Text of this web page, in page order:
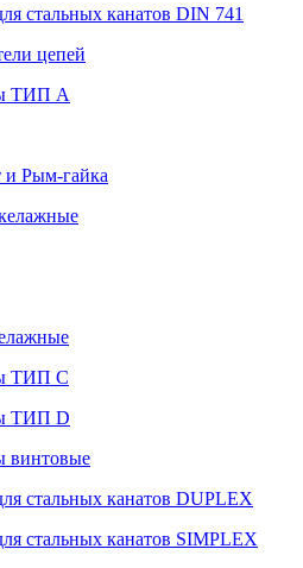
стальных канатов DIN 741
цепей
ТИП А
Рым-гайка
ТИП C
ТИП D
винтовые
стальных канатов DUPLEX
стальных канатов SIMPLEX